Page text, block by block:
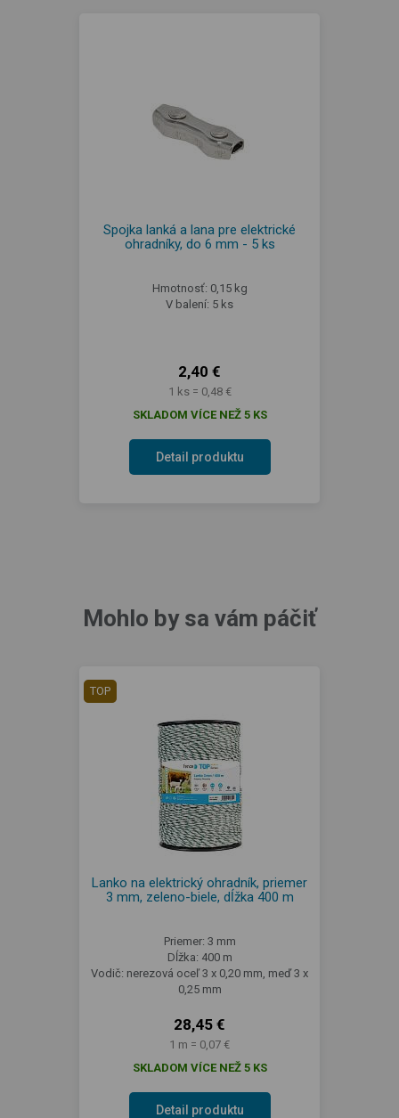
Spojka lanká a lana pre elektrické
ohradníky, do 6 mm - 5 ks
Hmotnosť: 0,15 kg
V balení: 5 ks
2,40 €
1 ks = 0,48 €
SKLADOM VÍCE NEŽ 5 KS
Detail produktu
Mohlo by sa vám páčiť
TOP
Lanko na elektrický ohradník, priemer
3 mm, zeleno-biele, dĺžka 400 m
Priemer: 3 mm
Dĺžka: 400 m
Vodič: nerezová oceľ 3 x 0,20 mm, meď 3 x
0,25 mm
28,45 €
1 m = 0,07 €
SKLADOM VÍCE NEŽ 5 KS
Detail produktu